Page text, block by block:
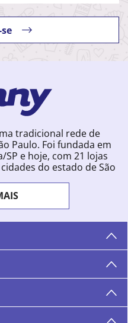
tradicional rede de
Paulo. Foi fundada em
SP e hoje, com 21 lojas
do estado de São
o território brasileiro.
e a filosofia de vender
ao luxo, a Danny
com aproximadamente
lançamentos diários na
técnicos que oferecem
cursos e encontros.
como nossos valores
o branco e o azul anil,